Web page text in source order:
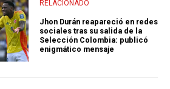
RELACIONADO
Jhon Durán reapareció en redes
sociales tras su salida de la
Selección Colombia: publicó
enigmático mensaje